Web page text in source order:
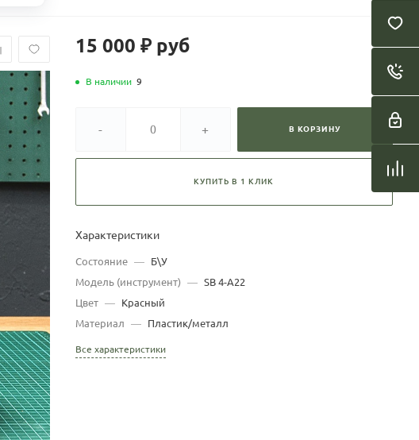
15 000 ₽руб
В наличии 9
- + В КОРЗИНУ
КУПИТЬ В 1 КЛИК
Характеристики
Состояние —
Б\У
Модель (инструмент)
— SB 4-A22
Цвет —
Красный
Материал
— Пластик/металл
Все характеристики